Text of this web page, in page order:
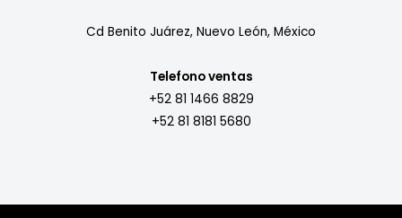
Cd Benito Juárez, Nuevo León, México
Telefono ventas
+52 81 1466 8829
+52 81 8181 5680